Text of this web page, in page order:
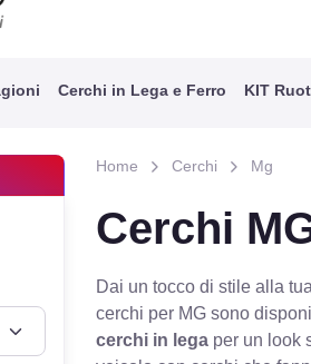
Cerchi in Lega e Ferro KIT
Home Cerchi Mg
Cerchi
Dai un tocco di stile alla tua
cerchi per MG sono
cerchi in lega per un look